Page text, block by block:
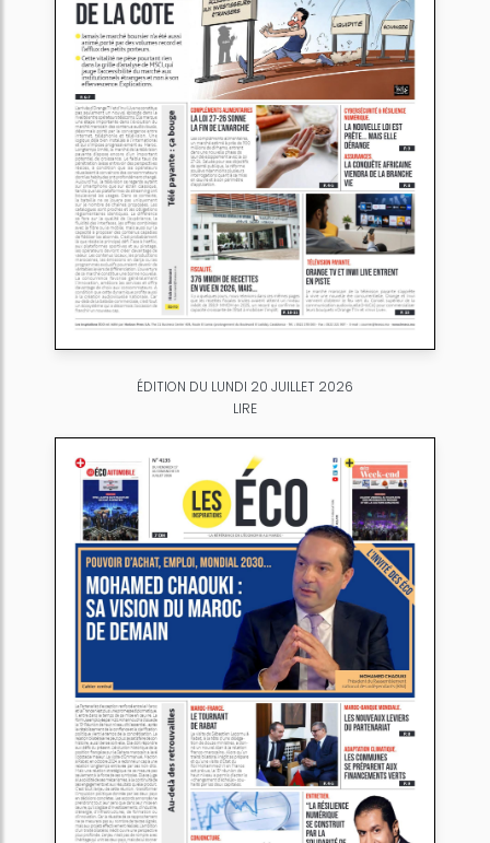
ÉDITION DU LUNDI 20 JUILLET 2026
LIRE